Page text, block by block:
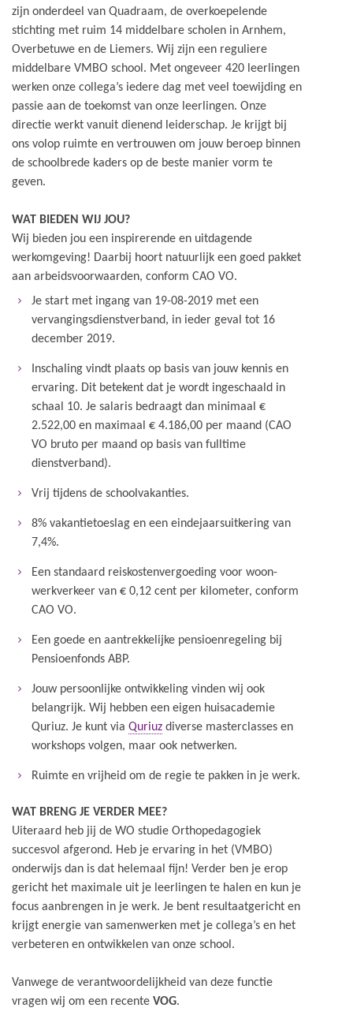
zijn onderdeel van Quadraam, de overkoepelende
stichting met ruim 14 middelbare scholen in Arnhem,
Overbetuwe en de Liemers. Wij zijn een reguliere
middelbare VMBO school. Met ongeveer 420 leerlingen
werken onze collega’s iedere dag met veel toewijding en
passie aan de toekomst van onze leerlingen. Onze
directie werkt vanuit dienend leiderschap. Je krijgt bij
ons volop ruimte en vertrouwen om jouw beroep binnen
de schoolbrede kaders op de beste manier vorm te
geven.
WAT BIEDEN WIJ JOU?
Wij bieden jou een inspirerende en uitdagende
werkomgeving! Daarbij hoort natuurlijk een goed pakket
aan arbeidsvoorwaarden, conform CAO VO.
Je start met ingang van 19-08-2019 met een
vervangingsdienstverband, in ieder geval tot 16
december 2019.
Inschaling vindt plaats op basis van jouw kennis en
ervaring. Dit betekent dat je wordt ingeschaald in
schaal 10. Je salaris bedraagt dan minimaal €
2.522,00 en maximaal € 4.186,00 per maand (CAO
VO bruto per maand op basis van fulltime
dienstverband).
Vrij tijdens de schoolvakanties.
8% vakantietoeslag en een eindejaarsuitkering van
7,4%.
Een standaard reiskostenvergoeding voor woon-
werkverkeer van € 0,12 cent per kilometer, conform
CAO VO.
Een goede en aantrekkelijke pensioenregeling bij
Pensioenfonds ABP.
Jouw persoonlijke ontwikkeling vinden wij ook
belangrijk. Wij hebben een eigen huisacademie
Quriuz. Je kunt via Quriuz diverse masterclasses en
workshops volgen, maar ook netwerken.
Ruimte en vrijheid om de regie te pakken in je werk.
WAT BRENG JE VERDER MEE?
Uiteraard heb jij de WO studie Orthopedagogiek
succesvol afgerond. Heb je ervaring in het (VMBO)
onderwijs dan is dat helemaal fijn! Verder ben je erop
gericht het maximale uit je leerlingen te halen en kun je
focus aanbrengen in je werk. Je bent resultaatgericht en
krijgt energie van samenwerken met je collega’s en het
verbeteren en ontwikkelen van onze school.
Vanwege de verantwoordelijkheid van deze functie
vragen wij om een recente VOG.